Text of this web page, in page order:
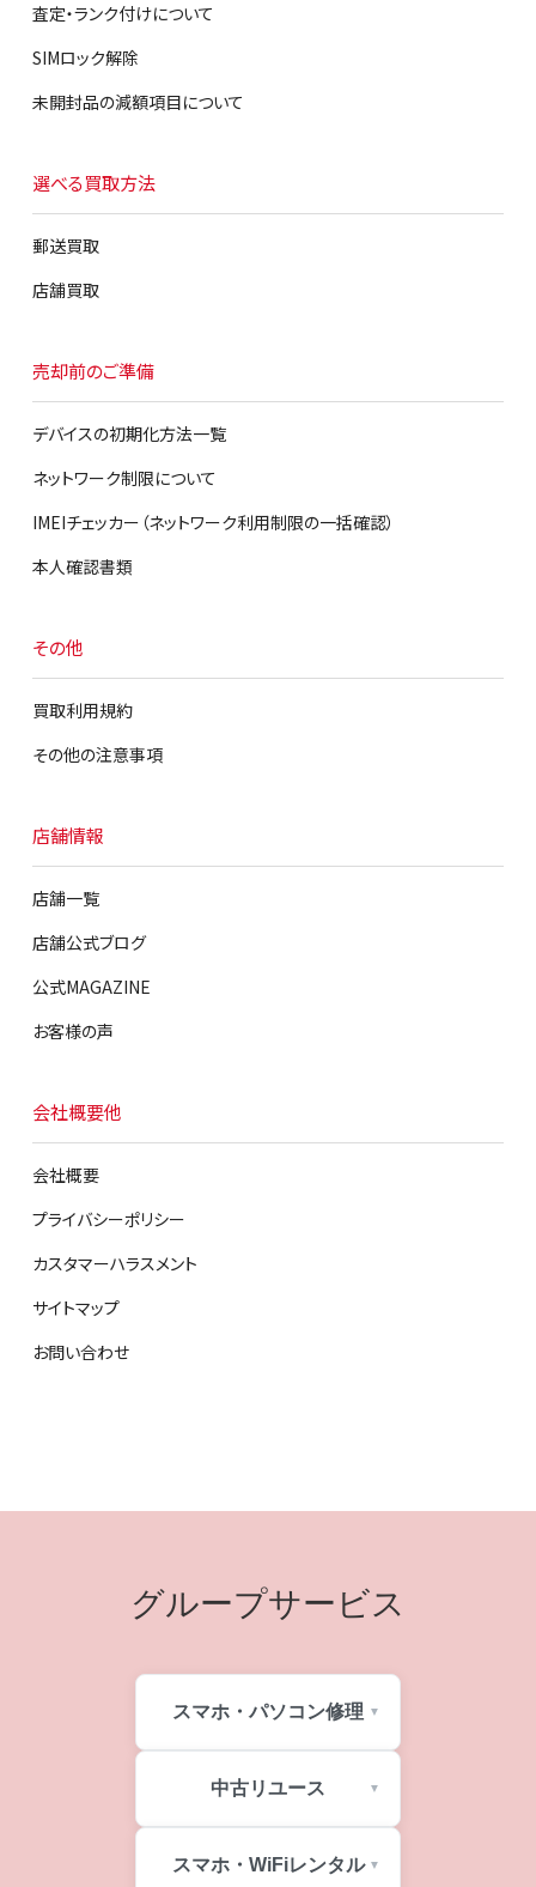
選択肢からスピード検索
カテゴリ 全てクリア
容量
キャリア
査定・ランク付けについて
SIMロック解除
未開封品の減額項目について
選べる買取方法
郵送買取
店舗買取
売却前のご準備
デバイスの初期化方法一覧
ネットワーク制限について
IMEIチェッカー（ネットワーク利用制限の一括確認）
本人確認書類
その他
買取利用規約
その他の注意事項
店舗情報
店舗一覧
店舗公式ブログ
公式MAGAZINE
お客様の声
会社概要他
会社概要
プライバシーポリシー
カスタマーハラスメント
サイトマップ
お問い合わせ
グループサービス
スマホ・パソコン修理
中古リユース
スマホ・WiFiレンタル